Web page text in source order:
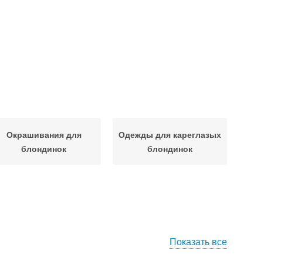
Окрашивания для
блондинок
Одежды для кареглазых
блондинок
Показать все